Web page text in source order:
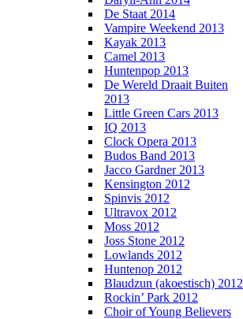
De Staat 2014
Vampire Weekend 2013
Kayak 2013
Camel 2013
Huntenpop 2013
De Wereld Draait Buiten
2013
Little Green Cars 2013
IQ 2013
Clock Opera 2013
Budos Band 2013
Jacco Gardner 2013
Kensington 2012
Spinvis 2012
Ultravox 2012
Moss 2012
Joss Stone 2012
Lowlands 2012
Huntenop 2012
Blaudzun (akoestisch) 2012
Rockin’ Park 2012
Choir of Young Believers